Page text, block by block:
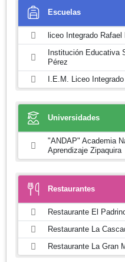
Escuelas
liceo Integrado Rafael
Institución Educativa
Pérez
I.E.M. Liceo
Universidades
"ANDAP" Academia
Aprendizaje Zipaquira
Restaurantes
Restaurante El
Restaurante La
Restaurante La Gran